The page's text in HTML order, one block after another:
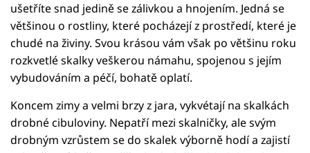
ušetříte snad jedině se zálivkou a hnojením. Jedná se
většinou o rostliny, které pocházejí z prostředí, které je
chudé na živiny. Svou krásou vám však po většinu roku
rozkvetlé skalky veškerou námahu, spojenou s jejím
vybudováním a péčí, bohatě oplatí.
Koncem zimy a velmi brzy z jara, vykvétají na skalkách
drobné cibuloviny. Nepatří mezi skalničky, ale svým
drobným vzrůstem se do skalek výborně hodí a zajistí